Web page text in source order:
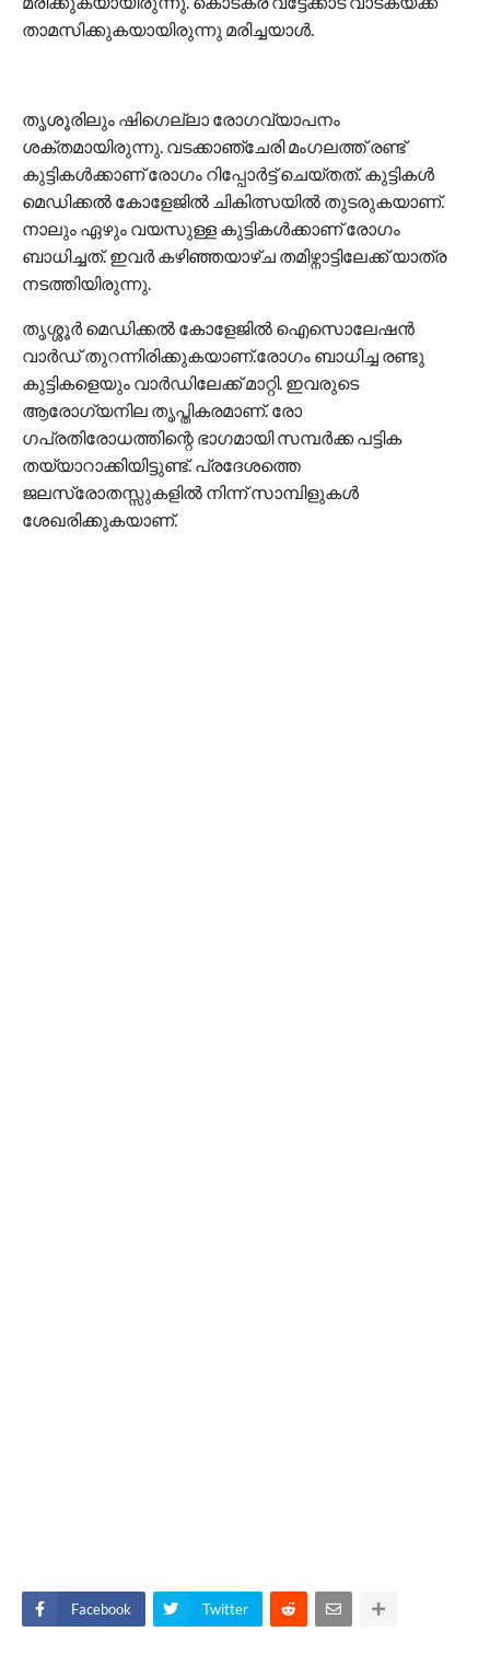
താമസിക്കുകയായിരുന്നു മരിച്ചയാൾ.
തൃശൂരിലും ഷി​ഗെല്ലാ രോ​ഗവ്യാപനം
ശക്തമായിരുന്നു. വടക്കാഞ്ചേരി മം​ഗലത്ത് രണ്ട്
കുട്ടികൾക്കാണ് രോ​ഗം റിപ്പോർട്ട് ചെയ്തത്. കുട്ടികൾ
മെഡിക്കൽ കോളേജിൽ ചികിത്സയിൽ തുടരുകയാണ്.
നാലും ഏഴും വയസുള്ള കുട്ടികൾക്കാണ് രോ​ഗം
ബാധിച്ചത്. ഇവർ കഴിഞ്ഞയാഴ്ച തമിഴ്നാട്ടിലേക്ക് യാത്ര
നടത്തിയിരുന്നു.
തൃശ്ശൂർ മെഡിക്കൽ കോളേജിൽ ഐസൊലേഷൻ
വാർഡ് തുറന്നിരിക്കുകയാണ്.രോഗം ബാധിച്ച രണ്ടു
കുട്ടികളെയും വാർഡിലേക്ക് മാറ്റി. ഇവരുടെ
ആരോഗ്യനില തൃപ്തികരമാണ്. രോ​
ഗപ്രതിരോധത്തിന്റെ ഭാ​ഗമായി സമ്പർക്ക പട്ടിക
തയ്യാറാക്കിയിട്ടുണ്ട്. പ്രദേശത്തെ
ജലസ്രോതസ്സുകളിൽ നിന്ന് സാമ്പിളുകൾ
ശേഖരിക്കുകയാണ്.
Facebook Twitter